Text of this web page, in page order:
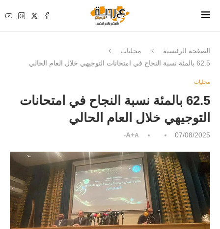
الصفحة الرئيسية
محليات
62.5 بالمئة نسبة النجاح في امتحانات التوجيهي خلال العام الحالي
محليات
62.5 بالمئة نسبة النجاح في امتحانات
التوجيهي خلال العام الحالي
07/08/2025
A+A-